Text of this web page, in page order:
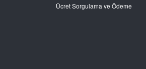
Ücret Sorgulama ve Ödeme